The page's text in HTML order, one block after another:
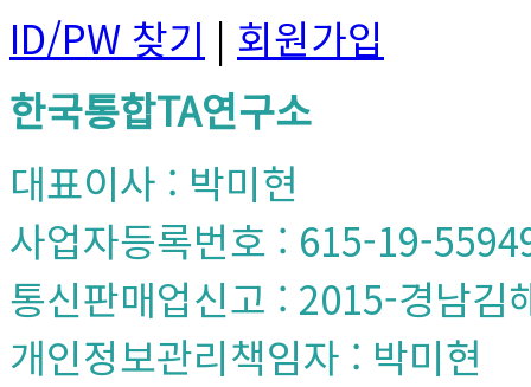
ID/PW 찾기 | 회원가입
한국통합TA연구소
대표이사 : 박미현
사업자등록번호 : 615-19-
통신판매업신고 : 2015-경남김
개인정보관리책임자 : 박미현